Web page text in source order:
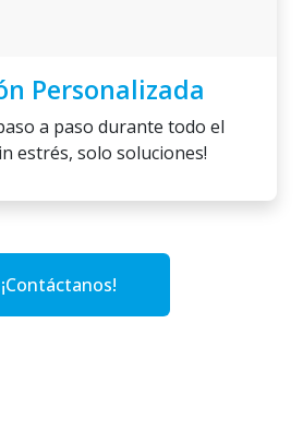
Personalizada
a paso durante todo el
estrés, solo soluciones!
¡Contáctanos!